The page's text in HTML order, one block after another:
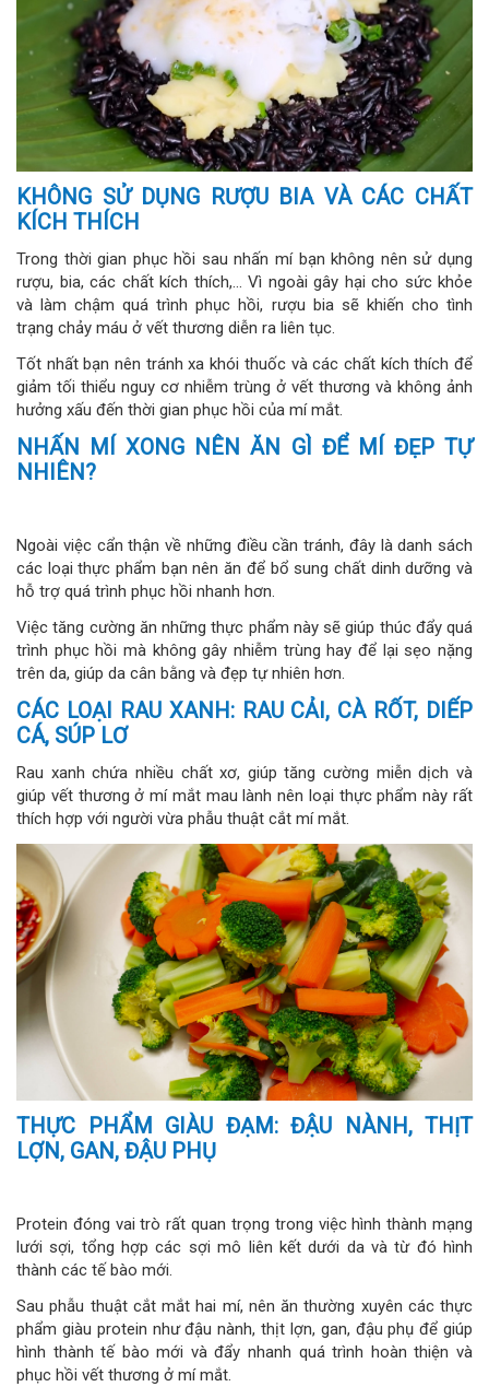
KHÔNG SỬ DỤNG RƯỢU BIA VÀ CÁC CHẤT
KÍCH THÍCH
Trong thời gian phục hồi sau nhấn mí bạn không nên sử dụng
rượu, bia, các chất kích thích,… Vì ngoài gây hại cho sức khỏe
và làm chậm quá trình phục hồi, rượu bia sẽ khiến cho tình
trạng chảy máu ở vết thương diễn ra liên tục.
Tốt nhất bạn nên tránh xa khói thuốc và các chất kích thích để
giảm tối thiểu nguy cơ nhiễm trùng ở vết thương và không ảnh
hưởng xấu đến thời gian phục hồi của mí mắt.
NHẤN MÍ XONG NÊN ĂN GÌ ĐỂ MÍ ĐẸP TỰ
NHIÊN?
Ngoài việc cẩn thận về những điều cần tránh, đây là danh sách
các loại thực phẩm bạn nên ăn để bổ sung chất dinh dưỡng và
hỗ trợ quá trình phục hồi nhanh hơn.
Việc tăng cường ăn những thực phẩm này sẽ giúp thúc đẩy quá
trình phục hồi mà không gây nhiễm trùng hay để lại sẹo nặng
trên da, giúp da cân bằng và đẹp tự nhiên hơn.
CÁC LOẠI RAU XANH: RAU CẢI, CÀ RỐT, DIẾP
CÁ, SÚP LƠ
Rau xanh chứa nhiều chất xơ, giúp tăng cường miễn dịch và
giúp vết thương ở mí mắt mau lành nên loại thực phẩm này rất
thích hợp với người vừa phẫu thuật cắt mí mắt.
THỰC PHẨM GIÀU ĐẠM: ĐẬU NÀNH, THỊT
LỢN, GAN, ĐẬU PHỤ
Protein đóng vai trò rất quan trọng trong việc hình thành mạng
lưới sợi, tổng hợp các sợi mô liên kết dưới da và từ đó hình
thành các tế bào mới.
Sau phẫu thuật cắt mắt hai mí, nên ăn thường xuyên các thực
phẩm giàu protein như đậu nành, thịt lợn, gan, đậu phụ để giúp
hình thành tế bào mới và đẩy nhanh quá trình hoàn thiện và
phục hồi vết thương ở mí mắt.